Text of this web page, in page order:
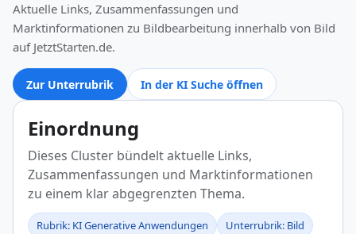
Aktuelle Links, Zusammenfassungen und
Marktinformationen zu Bildbearbeitung innerhalb von Bild
auf JetztStarten.de.
Zur Unterrubrik In der KI Suche öffnen
Einordnung
Dieses Cluster bündelt aktuelle Links,
Zusammenfassungen und Marktinformationen
zu einem klar abgegrenzten Thema.
Rubrik: KI Generative Anwendungen
Unterrubrik: Bild